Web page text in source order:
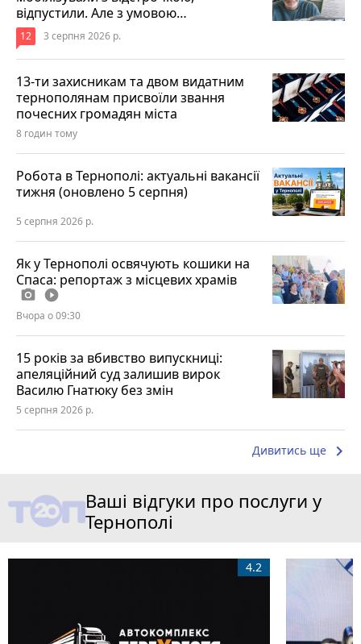
відпустили. Але з умовою…
12 3 серпня 2026 р.
13-ти захисникам та двом видатним
тернополянам присвоїли звання
почесних громадян міста
8 годин тому
Робота в Тернополі: актуальні вакансії
тижня (оновлено 5 серпня)
5 серпня 2026 р.
Як у Тернополі освячують кошики на
Спаса: репортаж з місцевих храмів
photo_camera play_circle_filled
Вчора о 09:30
15 років за вбивство випускниці:
апеляційний суд залишив вирок
Василю Гнатюку без змін
5 серпня 2026 р.
Дивитись ще keyboard_arrow_right
Ваші відгуки про послуги у
Тернополі
4.2